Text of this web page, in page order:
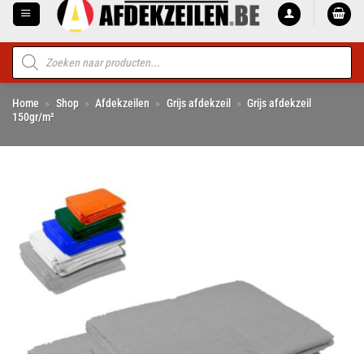
Producten
zoeken
Home » Shop » Afdekzeilen » Grijs afdekzeil » Grijs afdekzeil
150gr/m²